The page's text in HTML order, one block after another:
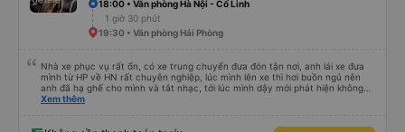
18:00 • Văn phòng Hà Nội - Cổ Linh
1 giờ 30 phút
19:30 • Văn phòng Hải Phòng
Nhà xe phục vụ rất ổn, có xe trung chuyển đưa đón tận nơi, anh lái xe đưa
mình từ HP về HN rất chuyên nghiệp, lúc mình lên xe thì hơi buồn ngủ nên
anh đã hạ ghế cho mình và tắt nhạc, tới lúc mình dậy mới phát hiện không
thấy điện thoại thì anh đã ngay lập tức gọi xe trung chuyển để tìm điện thoại
Xem thêm